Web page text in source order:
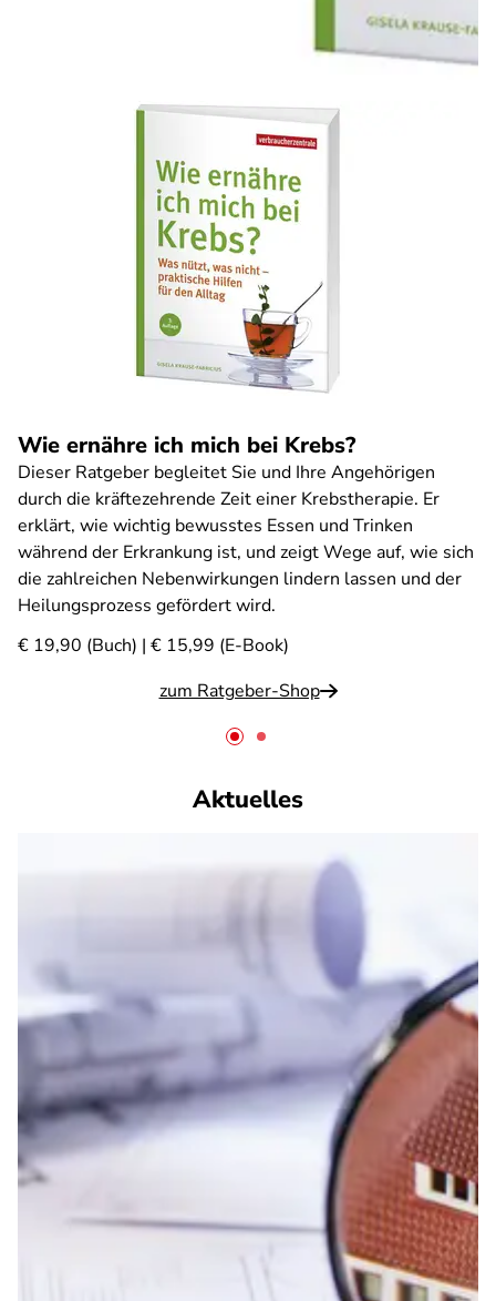
Wie ernähre ich mich bei Krebs?
Dieser Ratgeber begleitet Sie und Ihre Angehörigen
durch die kräftezehrende Zeit einer Krebstherapie. Er
erklärt, wie wichtig bewusstes Essen und Trinken
während der Erkrankung ist, und zeigt Wege auf, wie sich
die zahlreichen Nebenwirkungen lindern lassen und der
Heilungsprozess gefördert wird.
€ 19,90 (Buch) | € 15,99 (E-Book)
zum Ratgeber-Shop
Aktuelles